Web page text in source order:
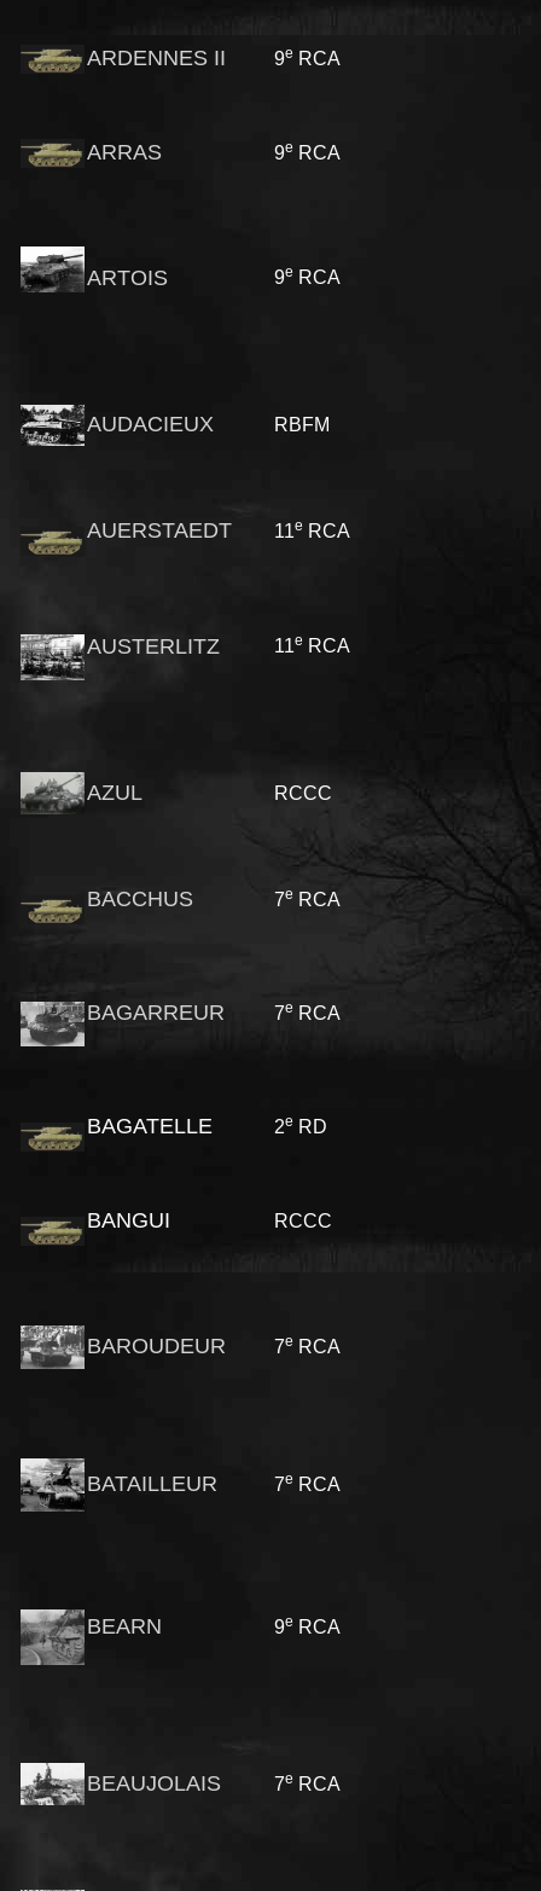
ARDENNES II 9e RCA
ARRAS 9e RCA
ARTOIS 9e RCA
AUDACIEUX RBFM
AUERSTAEDT 11e RCA
AUSTERLITZ 11e RCA
AZUL RCCC
BACCHUS 7e RCA
BAGARREUR 7e RCA
BAGATELLE 2e RD
BANGUI RCCC
BAROUDEUR 7e RCA
BATAILLEUR 7e RCA
BEARN 9e RCA
BEAUJOLAIS 7e RCA